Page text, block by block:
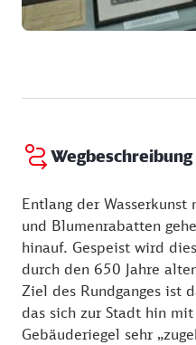
Wegbeschreibung
Entlang der
und Blumenrabatten
hinauf. Gespeist wird
durch den 650 Jahre
Ziel des Rundganges ist
das sich zur Stadt hin
Gebäuderiegel sehr